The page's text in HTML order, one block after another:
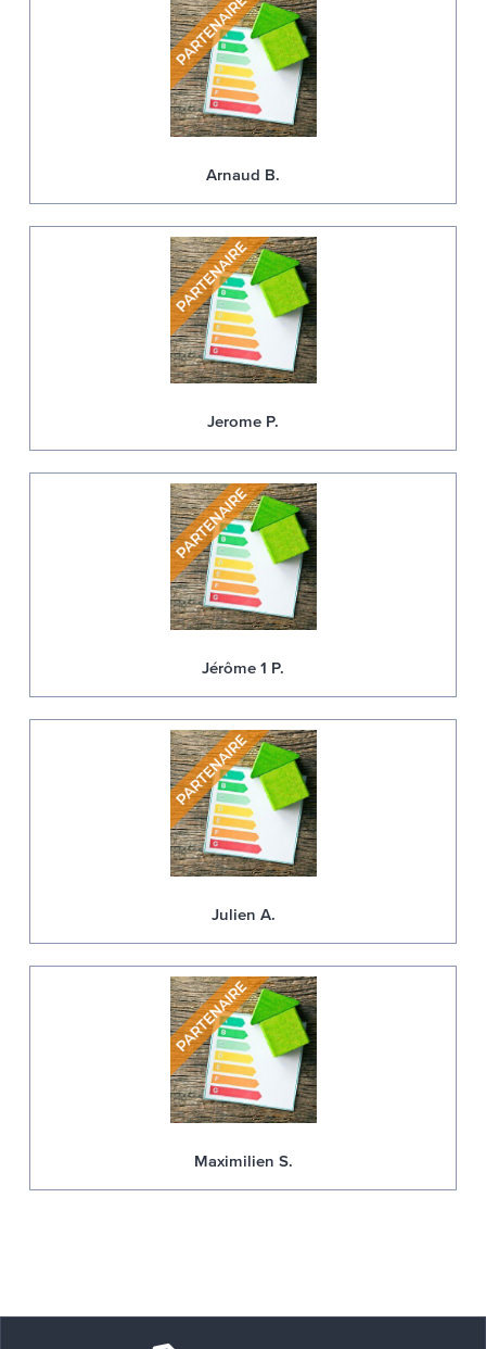
Arnaud B.
Jerome P.
Jérôme 1 P.
Julien A.
Maximilien S.